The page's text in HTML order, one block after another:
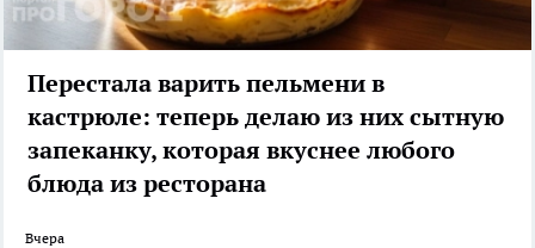
Перестала варить пельмени в
кастрюле: теперь делаю из них сытную
запеканку, которая вкуснее любого
блюда из ресторана
Вчера